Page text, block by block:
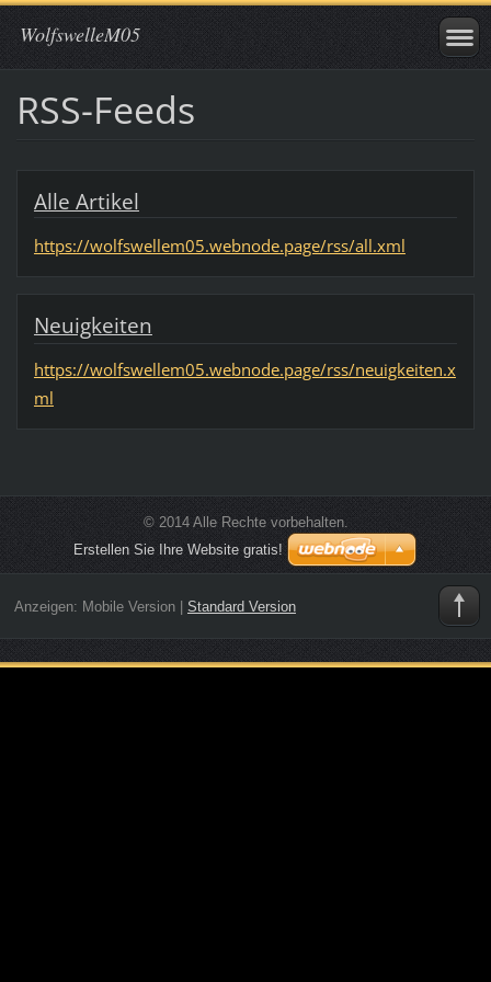
WolfswelleM05
RSS-Feeds
Alle Artikel
https://wolfswellem05.webnode.page/rss/all.xml
Neuigkeiten
https://wolfswellem05.webnode.page/rss/neuigkeiten.x
ml
© 2014 Alle Rechte vorbehalten.
Erstellen Sie Ihre Website gratis!
Anzeigen: Mobile Version| Standard Version